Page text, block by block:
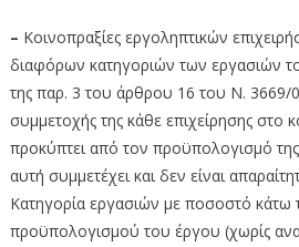
– Κοινοπραξίες εργοληπτικών
διαφόρων κατηγοριών των εργασιών
της παρ. 3 του άρθρου 16 του Ν.
συμμετοχής της κάθε επιχείρησης στο
προκύπτει από τον προϋπολογισμό της
αυτή συμμετέχει και δεν είναι
Κατηγορία εργασιών με ποσοστό κάτω
προϋπολογισμού του έργου (χωρίς